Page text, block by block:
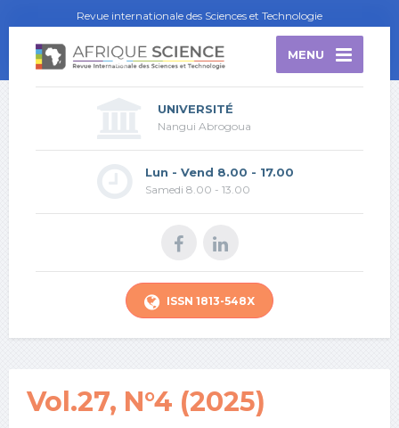
Revue internationale des Sciences et Technologie
MENU
UNIVERSITÉ
Nangui Abrogoua
Lun - Vend 8.00 - 17.00
Samedi 8.00 - 13.00
ISSN 1813-548X
Vol.27, N°4 (2025)